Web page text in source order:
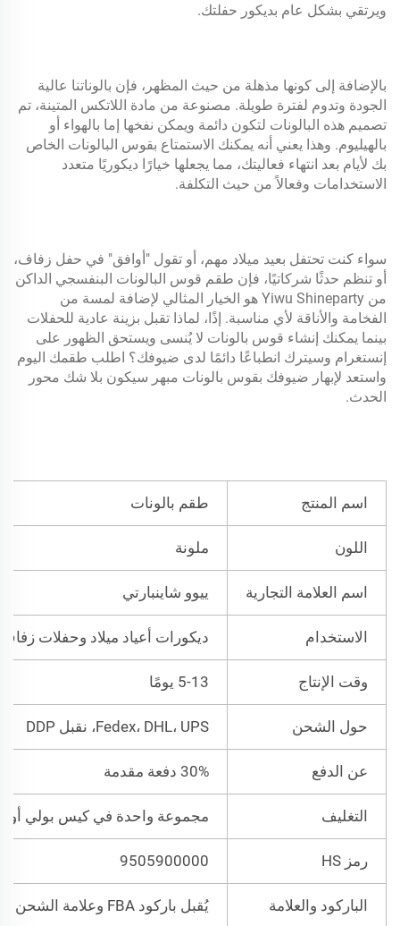
ويرتقي بشكل عام بديكور حفلتك.
بالإضافة إلى كونها مذهلة من حيث المظهر، فإن بالوناتنا عالية
الجودة وتدوم لفترة طويلة. مصنوعة من مادة اللاتكس المتينة، تم
تصميم هذه البالونات لتكون دائمة ويمكن نفخها إما بالهواء أو
بالهيليوم. وهذا يعني أنه يمكنك الاستمتاع بقوس البالونات الخاص
بك لأيام بعد انتهاء فعاليتك، مما يجعلها خيارًا ديكوريًا متعدد
الاستخدامات وفعالاً من حيث التكلفة.
سواء كنت تحتفل بعيد ميلاد مهم، أو تقول "أوافق" في حفل زفاف،
أو تنظم حدثًا شركاتيًا، فإن طقم قوس البالونات البنفسجي الداكن
من Yiwu Shineparty هو الخيار المثالي لإضافة لمسة من
الفخامة والأناقة لأي مناسبة. إذًا، لماذا تقبل بزينة عادية للحفلات
بينما يمكنك إنشاء قوس بالونات لا يُنسى ويستحق الظهور على
إنستغرام وسيترك انطباعًا دائمًا لدى ضيوفك؟ اطلب طقمك اليوم
واستعد لإبهار ضيوفك بقوس بالونات مبهر سيكون بلا شك محور
الحدث.
اسم المنتج طقم بالونات
اللون ملونة
اسم العلامة التجارية ييوو شاينبارتي
الاستخدام ديكورات أعياد ميلاد وحفلات زفاف
وقت الإنتاج 5-13 يومًا
حول الشحن Fedex، DHL، UPS، نقبل DDP
عن الدفع 30% دفعة مقدمة
التغليف مجموعة واحدة في كيس بولي أو
رمز HS 9505900000
الباركود والعلامة يُقبل باركود FBA وعلامة الشحن